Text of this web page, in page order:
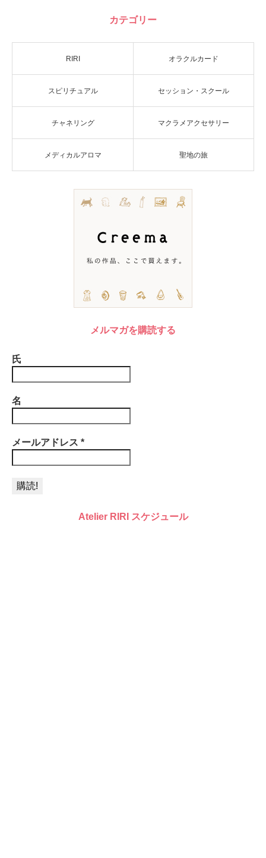
カテゴリー
RIRI オラクルカード
スピリチュアル セッション・スクール
チャネリング マクラメアクセサリー
メディカルアロマ 聖地の旅
メルマガを購読する
氏
名
メールアドレス *
Atelier RIRI スケジュール